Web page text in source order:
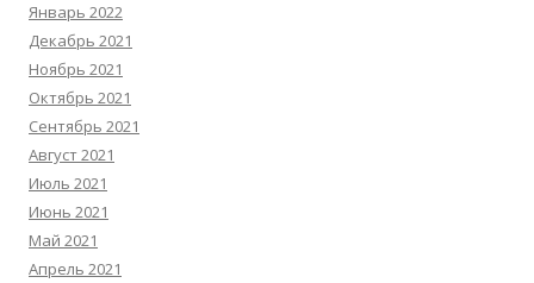
Январь 2022
Декабрь 2021
Ноябрь 2021
Октябрь 2021
Сентябрь 2021
Август 2021
Июль 2021
Июнь 2021
Май 2021
Апрель 2021